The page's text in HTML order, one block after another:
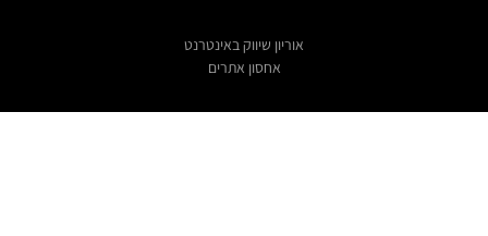
אוריון שיווק באינטרנט
אחסון אתרים